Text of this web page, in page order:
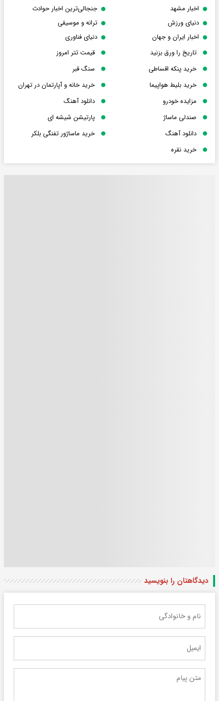
اخبار مشهد
جنجالی‌ترین اخبار حوادث
دنیای ورزش
ترانه و موسیقی
اخبار ایران و جهان
دنیای فناوری
تاریخ را ورق بزنید
قیمت تتر امروز
خرید پنکه اقساطی
سنگ قبر
خرید بلیط هواپیما
خرید خانه و آپارتمان در تهران
مزایده خودرو
دانلود آهنگ
صندلی ماساژ
پارتیشن شیشه ای
دانلود آهنگ
خرید ماساژور تفنگی بلکر
خرید نقره
دیدگاهتان را بنویسید